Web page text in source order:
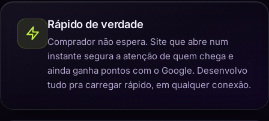
Rápido de verdade
Comprador não espera. Site que abre num
instante segura a atenção de quem chega e
ainda ganha pontos com o Google. Desenvolvo
tudo pra carregar rápido, em qualquer conexão.